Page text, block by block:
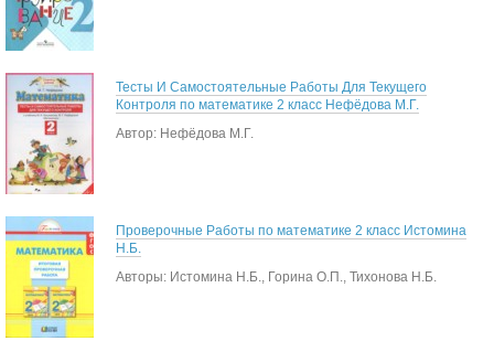
Тесты И Самостоятельные Работы Для Текущего
Контроля по математике 2 класс Нефёдова М.Г.
Автор: Нефёдова М.Г.
Проверочные Работы по математике 2 класс Истомина
Н.Б.
Авторы: Истомина Н.Б., Горина О.П., Тихонова Н.Б.